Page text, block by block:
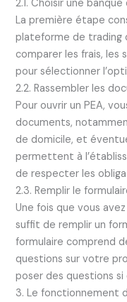
2.1. Choisir une
La première étape
plateforme de trading
comparer les frais, les
pour sélectionner
2.2. Rassembler les
Pour ouvrir un PEA,
documents,
de domicile, et
permettent à
de respecter les
2.3. Remplir le
Une fois que vous
suffit de remplir un
formulaire comprend
questions sur votre
poser des questions
3. Le fonctionnement